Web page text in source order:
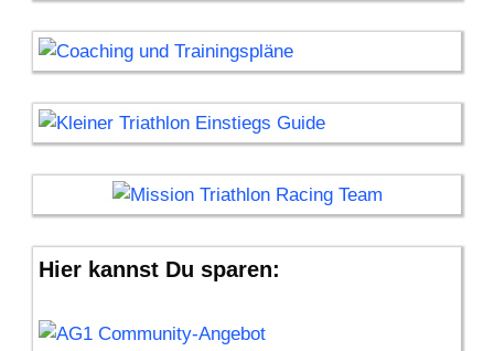
Hier kannst Du sparen: